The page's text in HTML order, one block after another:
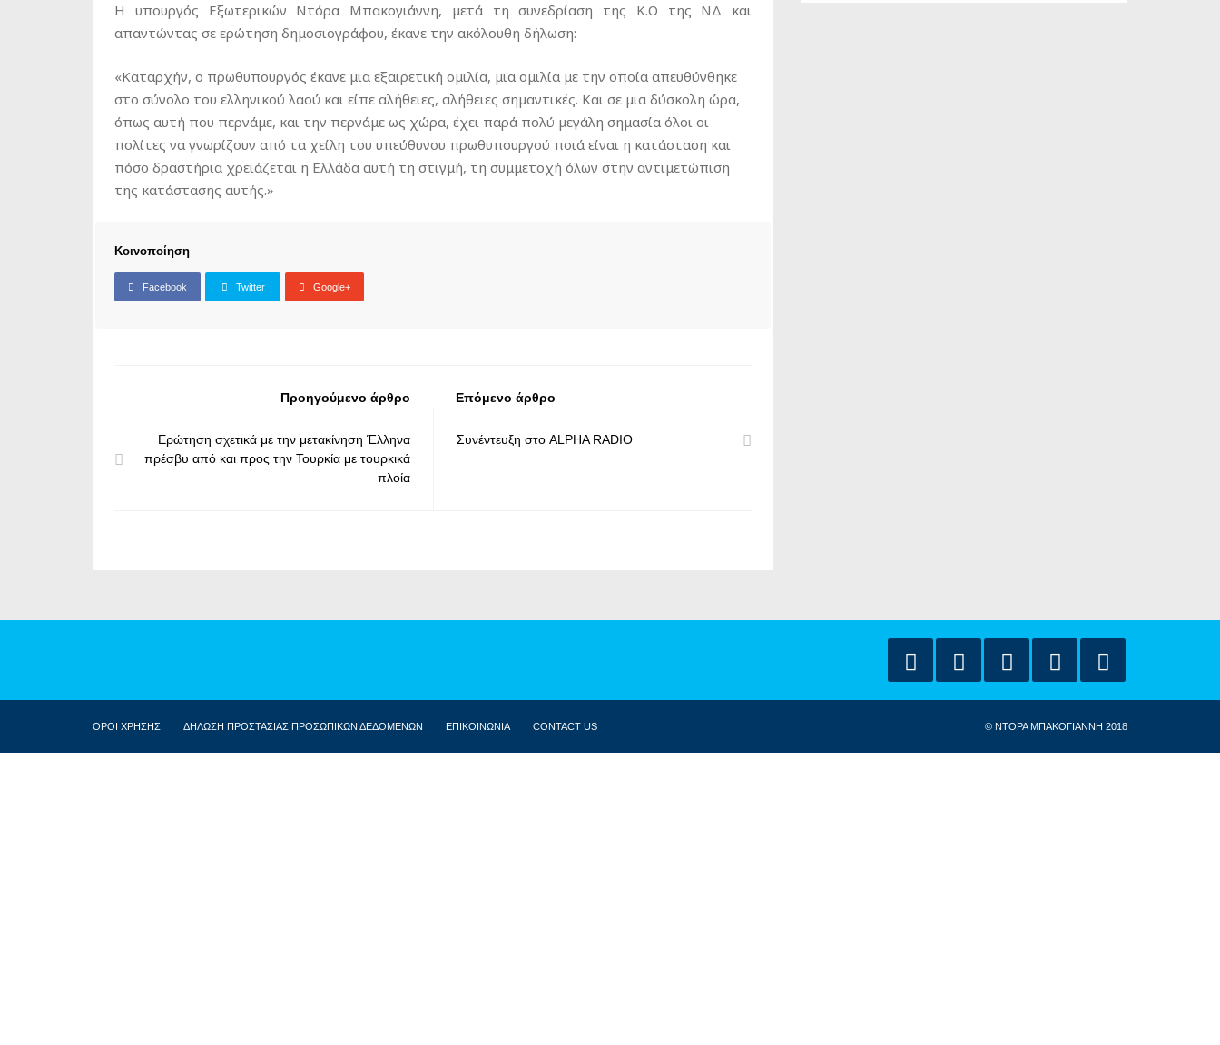
Η υπουργός Εξωτερικών Ντόρα Μπακογιάννη, μετά τη συνεδρίαση της Κ.Ο της ΝΔ και
απαντώντας σε ερώτηση δημοσιογράφου, έκανε την ακόλουθη δήλωση:
«Καταρχήν, ο πρωθυπουργός έκανε μια εξαιρετική ομιλία, μια ομιλία με την οποία απευθύνθηκε
στο σύνολο του ελληνικού λαού και είπε αλήθειες, αλήθειες σημαντικές. Και σε μια δύσκολη ώρα,
όπως αυτή που περνάμε, και την περνάμε ως χώρα, έχει παρά πολύ μεγάλη σημασία όλοι οι
πολίτες να γνωρίζουν από τα χείλη του υπεύθυνου πρωθυπουργού ποιά είναι η κατάσταση και
πόσο δραστήρια χρειάζεται η Ελλάδα αυτή τη στιγμή, τη συμμετοχή όλων στην αντιμετώπιση
της κατάστασης αυτής.»
Κοινοποίηση
Facebook Twitter Google+
Προηγούμενο άρθρο
Ερώτηση σχετικά με την μετακίνηση Έλληνα
πρέσβυ από και προς την Τουρκία με τουρκικά
πλοία
Επόμενο άρθρο
Συνέντευξη στο ALPHA RADIO
ΟΡΟΙ ΧΡΗΣΗΣ ΔΗΛΩΣΗ ΠΡΟΣΤΑΣΙΑΣ ΠΡΟΣΩΠΙΚΩΝ ΔΕΔΟΜΕΝΩΝ ΕΠΙΚΟΙΝΩΝΙΑ CONTACT US © ΝΤΟΡΑ ΜΠΑΚΟΓΙΑΝΝΗ 2018